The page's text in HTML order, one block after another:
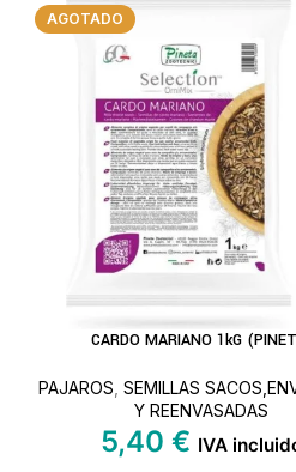
AGOTADO
LEER MÁSCARDO MARIANO 1kG
PAJAROS SEMILLAS
Y REENVASADAS
5,40 € IVA